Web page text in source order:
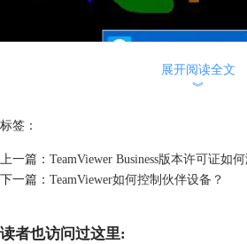
板。然后，选择工具，在远程控制窗口内画
展开阅读全文
︾
标签：
上一篇： TeamViewer Business版本许可证如
下一篇： TeamViewer如何控制伙伴设备？
读者也访问过这里: